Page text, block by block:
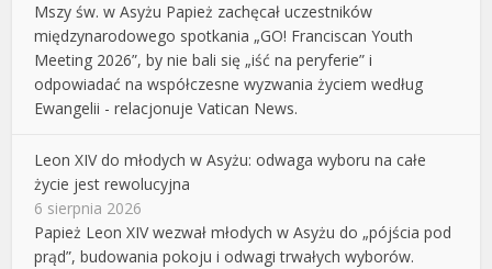
Mszy św. w Asyżu Papież zachęcał uczestników
międzynarodowego spotkania „GO! Franciscan Youth
Meeting 2026”, by nie bali się „iść na peryferie” i
odpowiadać na współczesne wyzwania życiem według
Ewangelii - relacjonuje Vatican News.
Leon XIV do młodych w Asyżu: odwaga wyboru na całe
życie jest rewolucyjna
6 sierpnia 2026
Papież Leon XIV wezwał młodych w Asyżu do „pójścia pod
prąd”, budowania pokoju i odwagi trwałych wyborów.